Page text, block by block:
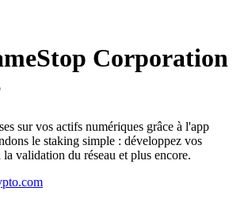
Corporation
sur vos actifs numériques grâce à l'app
le staking simple : développez vos
validation du réseau et plus encore.